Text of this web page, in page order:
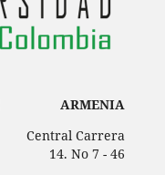
ARMENIA
Central Carrera
14. No 7 - 46